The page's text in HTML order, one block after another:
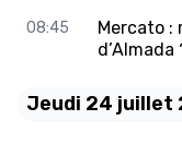
08:45
Mercato :
d’Almada
Jeudi 24 juillet